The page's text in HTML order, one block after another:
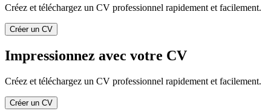
Créez et téléchargez un CV professionnel rapidement et facilement.
Créer un CV
Impressionnez avec votre CV
Créez et téléchargez un CV professionnel rapidement et facilement.
Créer un CV